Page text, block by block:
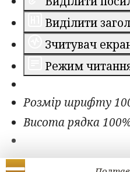
Виділити
Зчитувач
Режим
Розмір шрифту
Висота рядка100